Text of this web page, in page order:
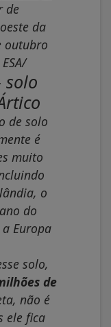
de
da
outubro
solo
de solo
é
muito
o
do
Europa
solo,
de
não é
ele fica